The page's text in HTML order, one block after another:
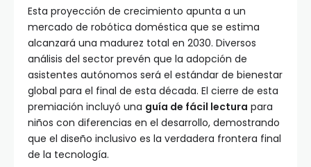
Esta proyección de crecimiento apunta a un
mercado de robótica doméstica que se estima
alcanzará una madurez total en 2030. Diversos
análisis del sector prevén que la adopción de
asistentes autónomos será el estándar de bienestar
global para el final de esta década. El cierre de esta
premiación incluyó una guía de fácil lectura para
niños con diferencias en el desarrollo, demostrando
que el diseño inclusivo es la verdadera frontera final
de la tecnología.